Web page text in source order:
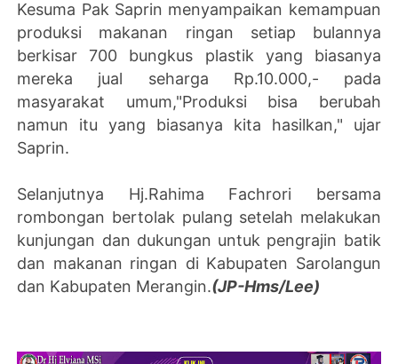
Kesuma Pak Saprin menyampaikan kemampuan
produksi makanan ringan setiap bulannya
berkisar 700 bungkus plastik yang biasanya
mereka jual seharga Rp.10.000,- pada
masyarakat umum,"Produksi bisa berubah
namun itu yang biasanya kita hasilkan," ujar
Saprin.
Selanjutnya Hj.Rahima Fachrori bersama
rombongan bertolak pulang setelah melakukan
kunjungan dan dukungan untuk pengrajin batik
dan makanan ringan di Kabupaten Sarolangun
dan Kabupaten Merangin.(JP-Hms/Lee)